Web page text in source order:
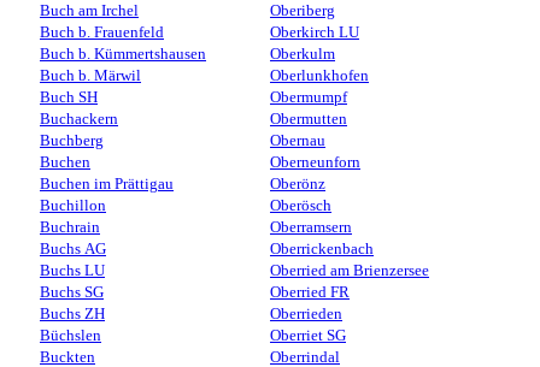
Buch am Irchel
Buch b. Frauenfeld
Buch b. Kümmertshausen
Buch b. Märwil
Buch SH
Buchackern
Buchberg
Buchen
Buchen im Prättigau
Buchillon
Buchrain
Buchs AG
Buchs LU
Buchs SG
Buchs ZH
Büchslen
Buckten
Oberiberg
Oberkirch LU
Oberkulm
Oberlunkhofen
Obermumpf
Obermutten
Obernau
Oberneunforn
Oberönz
Oberösch
Oberramsern
Oberrickenbach
Oberried am Brienzersee
Oberried FR
Oberrieden
Oberriet SG
Oberrindal